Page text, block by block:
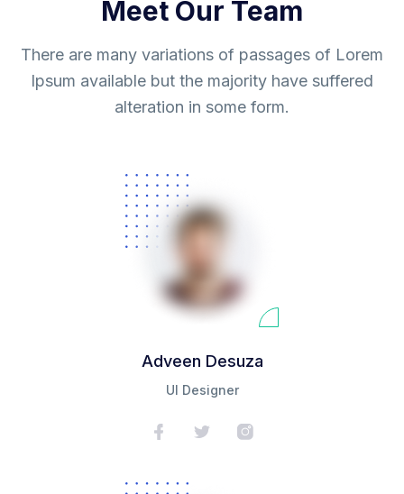
Meet Our Team
There are many variations of passages of Lorem
Ipsum available but the majority have suffered
alteration in some form.
Adveen Desuza
UI Designer